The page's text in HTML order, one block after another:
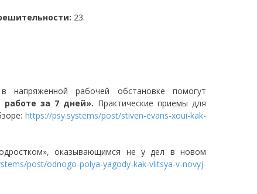
23.
напряженной рабочей обстановке помогут
работе за 7 дней». Практические приемы для
https://psy.systems/post/stiven-evans-xoui-kak-
оказывающимся не у дел в новом
post/odnogo-polya-yagody-kak-vlitsya-v-novyj-